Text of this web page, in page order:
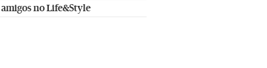
amigos no Life&Style